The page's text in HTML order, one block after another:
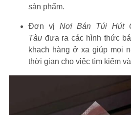
sản phẩm.
Đơn vị Nơi Bán Túi Hút
Tàu đưa ra các hình thức
khach hàng ở xa giúp mọi
thời gian cho việc tìm kiếm